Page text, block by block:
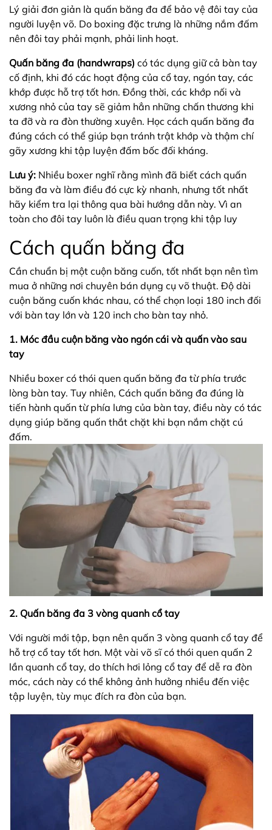
Lý giải đơn giản là quấn băng đa để bảo vệ đôi tay của
người luyện võ. Do boxing đặc trưng là những nắm đấm
nên đôi tay phải mạnh, phải linh hoạt.
Quấn băng đa (handwraps) có tác dụng giữ cả bàn tay
cố định, khi đó các hoạt động của cổ tay, ngón tay, các
khớp được hỗ trợ tốt hơn. Đồng thời, các khớp nối và
xương nhỏ của tay sẽ giảm hẳn những chấn thương khi
ta đỡ và ra đòn thường xuyên. Học cách quấn băng đa
đúng cách có thể giúp bạn tránh trật khớp và thậm chí
gãy xương khi tập luyện đấm bốc đối kháng.
Lưu ý: Nhiều boxer nghĩ rằng mình đã biết cách quấn
băng đa và làm điều đó cực kỳ nhanh, nhưng tốt nhất
hãy kiểm tra lại thông qua bài hướng dẫn này. Vì an
toàn cho đôi tay luôn là điều quan trọng khi tập luy
Cách quấn băng đa
Cần chuẩn bị một cuộn băng cuốn, tốt nhất bạn nên tìm
mua ở những nơi chuyên bán dụng cụ võ thuật. Độ dài
cuộn băng cuốn khác nhau, có thể chọn loại 180 inch đối
với bàn tay lớn và 120 inch cho bàn tay nhỏ.
1. Móc đầu cuộn băng vào ngón cái và quấn vào sau
tay
Nhiều boxer có thói quen quấn băng đa từ phía trước
lòng bàn tay. Tuy nhiên, Cách quấn băng đa đúng là
tiến hành quấn từ phía lưng của bàn tay, điều này có tác
dụng giúp băng quấn thắt chặt khi bạn nắm chặt cú
đấm.
2. Quấn băng đa 3 vòng quanh cổ tay
Với người mới tập, bạn nên quấn 3 vòng quanh cổ tay để
hỗ trợ cổ tay tốt hơn. Một vài võ sĩ có thói quen quấn 2
lần quanh cổ tay, do thích hơi lỏng cổ tay để dễ ra đòn
móc, cách này có thể không ảnh hưởng nhiều đến việc
tập luyện, tùy mục đích ra đòn của bạn.